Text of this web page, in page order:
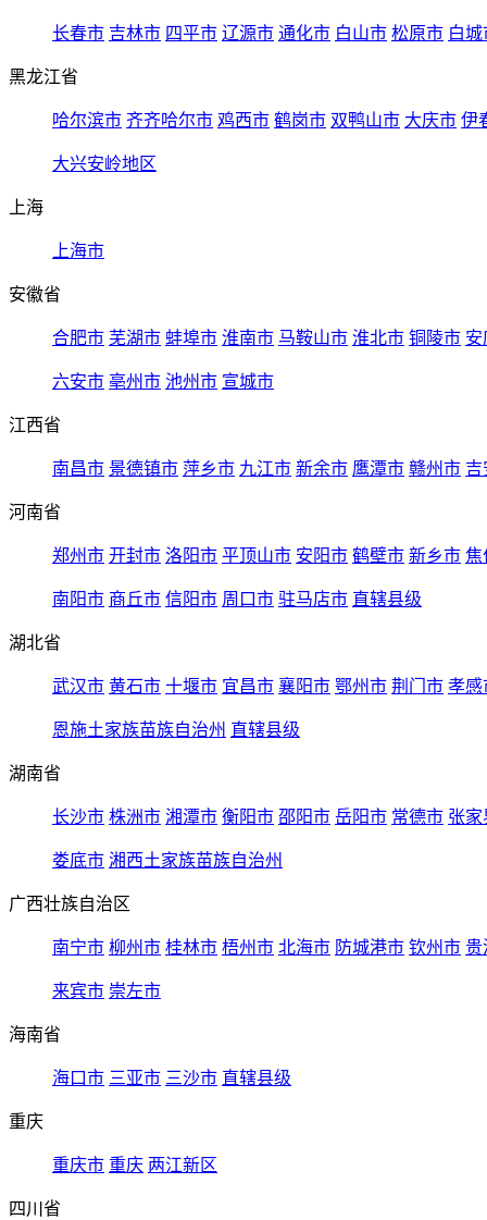
长春市 吉林市 四平市 辽源市 通化市 白山市 松原市 白城
黑龙江省
哈尔滨市 齐齐哈尔市 鸡西市 鹤岗市 双鸭山市 大庆市 伊
大兴安岭地区
上海
上海市
安徽省
合肥市 芜湖市 蚌埠市 淮南市 马鞍山市 淮北市 铜陵市 安
六安市 亳州市 池州市 宣城市
江西省
南昌市 景德镇市 萍乡市 九江市 新余市 鹰潭市 赣州市 吉
河南省
郑州市 开封市 洛阳市 平顶山市 安阳市 鹤壁市 新乡市 焦
南阳市 商丘市 信阳市 周口市 驻马店市 直辖县级
湖北省
武汉市 黄石市 十堰市 宜昌市 襄阳市 鄂州市 荆门市 孝感
恩施土家族苗族自治州 直辖县级
湖南省
长沙市 株洲市 湘潭市 衡阳市 邵阳市 岳阳市 常德市 张家
娄底市 湘西土家族苗族自治州
广西壮族自治区
南宁市 柳州市 桂林市 梧州市 北海市 防城港市 钦州市 贵
来宾市 崇左市
海南省
海口市 三亚市 三沙市 直辖县级
重庆
重庆市 重庆 两江新区
四川省